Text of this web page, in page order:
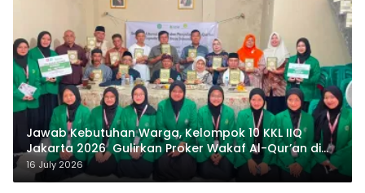
Jawab Kebutuhan Warga, Kelompok 10 KKL IIQ
Jakarta 2026 Gulirkan Proker Wakaf Al-Qur’an di
Sukamanah
16 July 2026